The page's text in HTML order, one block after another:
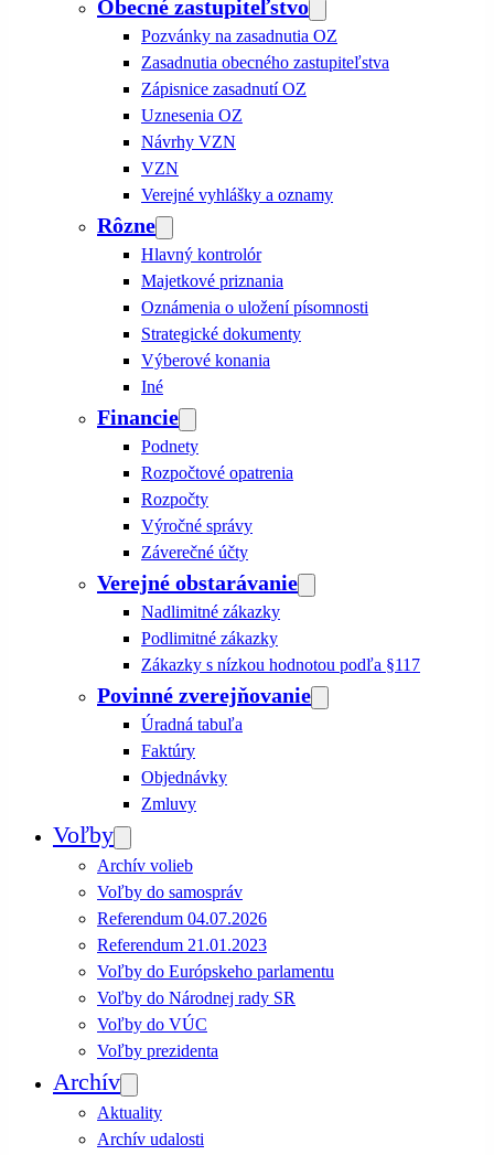
Obecné zastupiteľstvo
Pozvánky na zasadnutia OZ
Zasadnutia obecného zastupiteľstva
Zápisnice zasadnutí OZ
Uznesenia OZ
Návrhy VZN
VZN
Verejné vyhlášky a oznamy
Rôzne
Hlavný kontrolór
Majetkové priznania
Oznámenia o uložení písomnosti
Strategické dokumenty
Výberové konania
Iné
Financie
Podnety
Rozpočtové opatrenia
Rozpočty
Výročné správy
Záverečné účty
Verejné obstarávanie
Nadlimitné zákazky
Podlimitné zákazky
Zákazky s nízkou hodnotou podľa §117
Povinné zverejňovanie
Úradná tabuľa
Faktúry
Objednávky
Zmluvy
Voľby
Archív volieb
Voľby do samospráv
Referendum 04.07.2026
Referendum 21.01.2023
Voľby do Európskeho parlamentu
Voľby do Národnej rady SR
Voľby do VÚC
Voľby prezidenta
Archív
Aktuality
Archív udalosti